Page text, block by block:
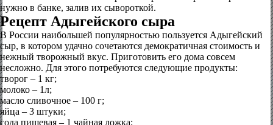
нужно в банке, залив их сывороткой.
Рецепт Адыгейского сыра
В России наибольшей популярностью пользуется Адыгейский
сыр, в котором удачно сочетаются демократичная стоимость и
нежный творожный вкус. Приготовить его дома совсем
несложно. Для этого потребуются следующие продукты:
творог – 1 кг;
молоко – 1л;
масло сливочное – 100 г;
яйца – 3 штуки;
сода пищевая – 1 чайная ложка;